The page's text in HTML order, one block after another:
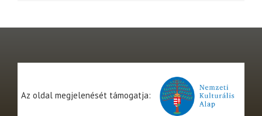
Az oldal megjelenését támogatja: